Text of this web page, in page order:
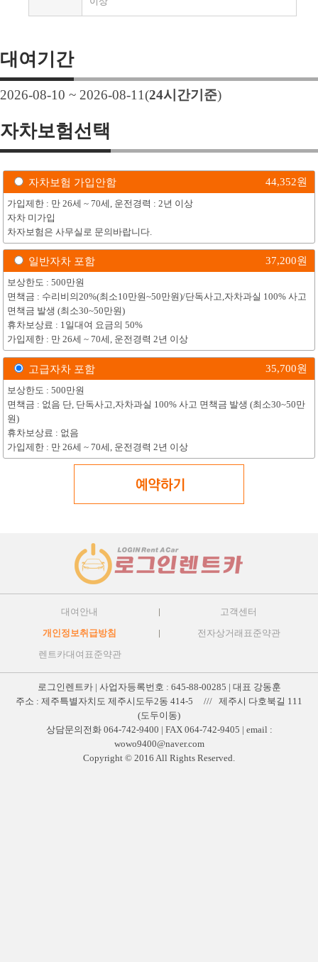
대여기간
2026-08-10 ~ 2026-08-11(24시간기준)
자차보험선택
자차보험 가입안함 44,352원
가입제한 : 만 26세 ~ 70세, 운전경력 : 2년 이상
자차 미가입
차자보험은 사무실로 문의바랍니다.
일반자차 포함 37,200원
보상한도 : 500만원
면책금 : 수리비의20%(최소10만원~50만원)/단독사고,자차과실 100% 사고
면책금 발생 (최소30~50만원)
휴차보상료 : 1일대여 요금의 50%
가입제한 : 만 26세 ~ 70세, 운전경력 2년 이상
고급자차 포함 35,700원
보상한도 : 500만원
면책금 : 없음 단, 단독사고,자차과실 100% 사고 면책금 발생 (최소30~50만
원)
휴차보상료 : 없음
가입제한 : 만 26세 ~ 70세, 운전경력 2년 이상
대여안내 고객센터
개인정보취급방침 전자상거래표준약관
렌트카대여표준약관
로그인렌트카 | 사업자등록번호 : 645-88-00285 | 대표 강동훈
주소 : 제주특별자치도 제주시도두2동 414-5 /// 제주시 다호북길 111
(도두이동)
상담문의전화 064-742-9400 | FAX 064-742-9405 | email :
wowo9400@naver.com
Copyright © 2016 All Rights Reserved.